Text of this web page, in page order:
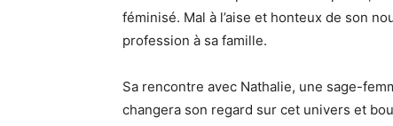
féminisé. Mal à l’aise et honteux de son
profession à sa famille.
Sa rencontre avec Nathalie, une sage-
changera son regard sur cet univers et